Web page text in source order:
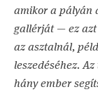
amikor a pályán
gallérját — ez azt
az asztalnál,
leszedéséhez.
hány ember